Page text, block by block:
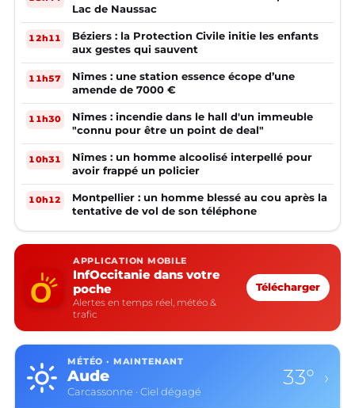
Lac de Naussac
12h11
Béziers : la Protection Civile initie les enfants
aux gestes qui sauvent
11h57
Nîmes : une station essence écope d’une
amende de 7000 €
11h30
Nîmes : incendie dans le hall d'un immeuble
"connu pour être un point de deal"
10h31
Nîmes : un homme alcoolisé interpellé pour
avoir frappé un policier
10h12
Montpellier : un homme blessé au cou après la
tentative de vol de son téléphone
APPLICATION MOBILE
InfOccitanie dans votre
poche
Alertes en temps réel, météo &
trafic
Télécharger
MÉTÉO · MAINTENANT
Aude
Carcassonne · Ciel dégagé
33° ›